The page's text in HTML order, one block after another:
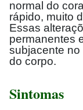
normal do
rápido, muito
Essas
permanentes
subjacente
do corpo.
Sintomas